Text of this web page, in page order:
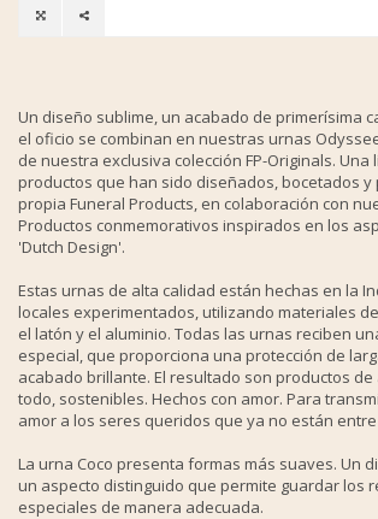
Un diseño sublime, un acabado de primerísima
el oficio se combinan en nuestras urnas
de nuestra exclusiva colección FP-Originals. Una
productos que han sido diseñados, bocetados y
propia Funeral Products, en colaboración con
Productos conmemorativos inspirados en los
'Dutch Design'.
Estas urnas de alta calidad están hechas en la
locales experimentados, utilizando materiales
el latón y el aluminio. Todas las urnas reciben
especial, que proporciona una protección de
acabado brillante. El resultado son productos de
todo, sostenibles. Hechos con amor. Para
amor a los seres queridos que ya no están
La urna Coco presenta formas más suaves. Un
un aspecto distinguido que permite guardar los
especiales de manera adecuada.